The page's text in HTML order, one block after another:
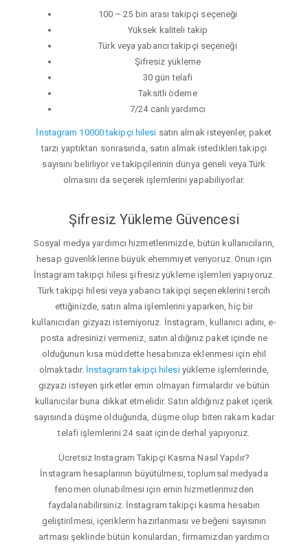
100 – 25 bin arası takipçi seçeneği
Yüksek kaliteli takip
Türk veya yabancı takipçi seçeneği
Şifresiz yükleme
30 gün telafi
Taksitli ödeme
7/24 canlı yardımcı
İnstagram 10000 takipçi hilesi satın almak isteyenler, paket
tarzı yaptıktan sonrasında, satın almak istedikleri takipçi
sayısını belirliyor ve takipçilerinin dünya geneli veya Türk
olmasını da seçerek işlemlerini yapabiliyorlar.
Şifresiz Yükleme Güvencesi
Sosyal medya yardımcı hizmetlerimizde, bütün kullanıcıların,
hesap güvenliklerine büyük ehemmiyet veriyoruz. Onun için
İnstagram takipçi hilesi şifresiz yükleme işlemleri yapıyoruz.
Türk takipçi hilesi veya yabancı takipçi seçeneklerini tercih
ettiğinizde, satın alma işlemlerini yaparken, hiç bir
kullanıcıdan gizyazı istemiyoruz. İnstagram, kullanıcı adını, e-
posta adresinizi vermeniz, satın aldığınız paket içinde ne
olduğunun kısa müddette hesabınıza eklenmesi için ehil
olmaktadır. İnstagram takipçi hilesiyükleme işlemlerinde,
gizyazı isteyen şirketler emin olmayan firmalardır ve bütün
kullanıcılar buna dikkat etmelidir. Satın aldığınız paket içerik
sayısında düşme olduğunda, düşme olup biten rakam kadar
telafi işlemlerini 24 saat içinde derhal yapıyoruz.
Ücretsiz Instagram Takipçi Kasma Nasıl Yapılır?
İnstagram hesaplarının büyütülmesi, toplumsal medyada
fenomen olunabilmesi için emin hizmetlerimizden
faydalanabilirsiniz. İnstagram takipçi kasma hesabın
geliştirilmesi, içeriklerin hazırlanması ve beğeni sayısının
artması şeklinde bütün konulardan, firmamızdan yardımcı